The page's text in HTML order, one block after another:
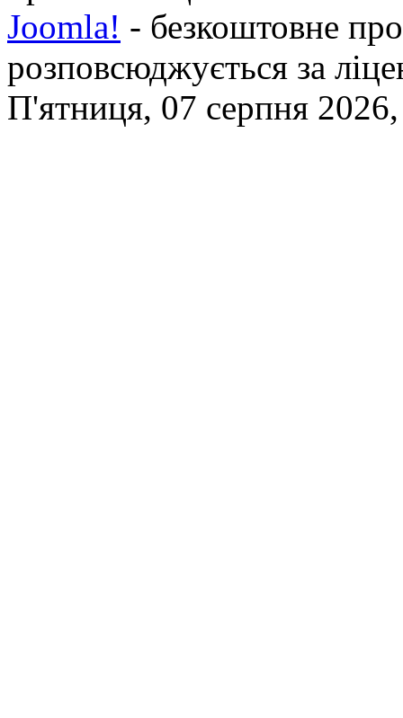
Joomla! - безкоштовне
розповсюджується за
П'ятниця, 07 серпня